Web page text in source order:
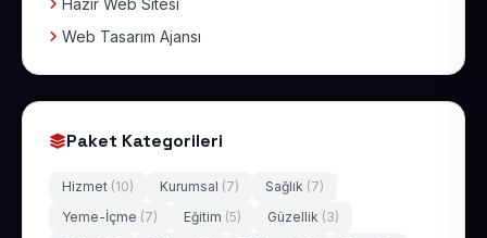
Hazır Web Sitesi
Web Tasarım Ajansı
Paket Kategorileri
Hizmet (10) Kurumsal (7) Sağlık (7)
Yeme-İçme (7) Eğitim (5) Güzellik (3)